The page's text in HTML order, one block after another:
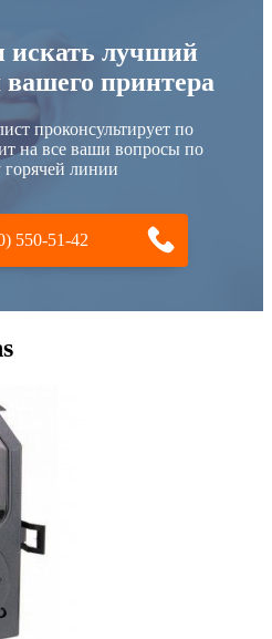
искать лучший
принтера
проконсультирует по
на все ваши вопросы по
горячей линии
550-51-42